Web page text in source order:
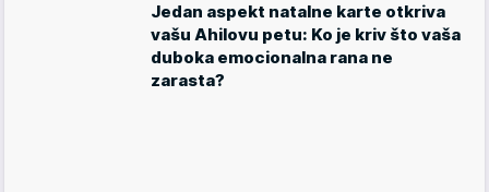
Jedan aspekt natalne karte otkriva
vašu Ahilovu petu: Ko je kriv što vaša
duboka emocionalna rana ne
zarasta?